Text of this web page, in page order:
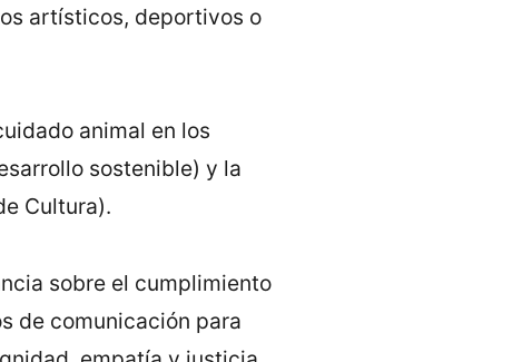
artísticos, deportivos o
animal en los
sostenible) y la
Cultura).
sobre el cumplimiento
de comunicación para